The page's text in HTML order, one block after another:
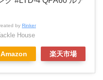
by Rinker
House
Amazon 楽天市場